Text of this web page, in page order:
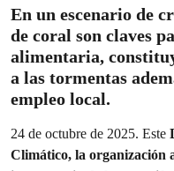
En un escenario de
de coral son claves
alimentaria,
a las tormentas
empleo local.
24 de octubre de 2025. Este
Climático, la organización